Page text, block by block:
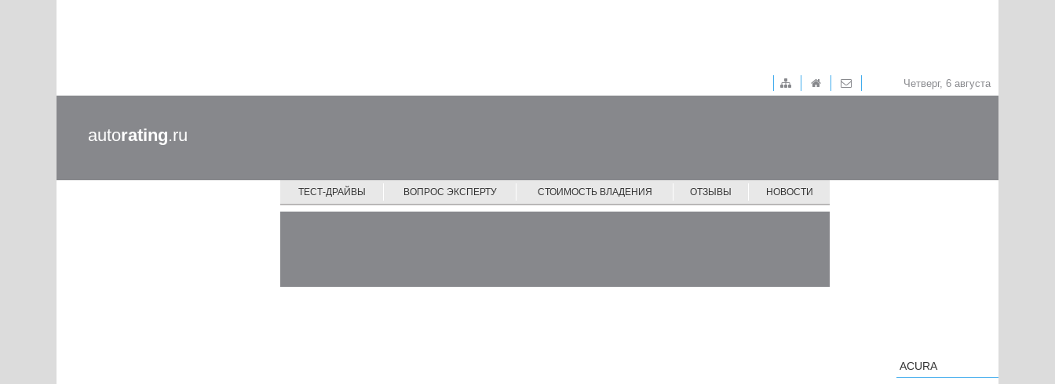
Четверг, 6 августа
autorating.ru
ТЕСТ-ДРАЙВЫ ВОПРОС ЭКСПЕРТУ СТОИМОСТЬ ВЛАДЕНИЯ ОТЗЫВЫ НОВОСТИ
ACURA